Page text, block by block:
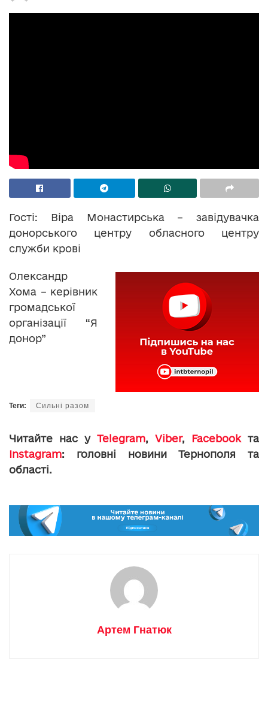
Гості: Віра Монастирська – завідувачка
донорського центру обласного центру
служби крові
Олександр
Хома – керівник
громадської
організації “Я
донор”
Теги: Сильні разом
Читайте нас у Telegram, Viber, Facebookта
Instagram: головні новини Тернополя та
області.
Артем Гнатюк